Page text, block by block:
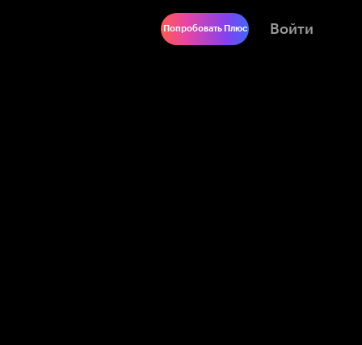
Попробовать Плюс Войти